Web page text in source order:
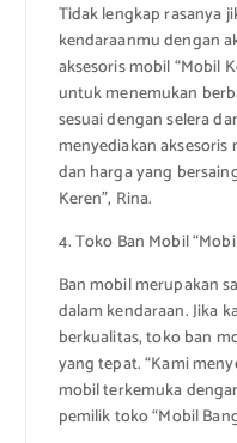
Tidak lengkap rasanya
kendaraanmu dengan
aksesoris mobil “Mobil
untuk menemukan
sesuai dengan selera
menyediakan
dan harga yang
Keren”, Rina.
4. Toko Ban Mobil
Ban mobil merupakan
dalam kendaraan. Jika
berkualitas, toko ban
yang tepat. “Kami
mobil terkemuka
pemilik toko “Mobil